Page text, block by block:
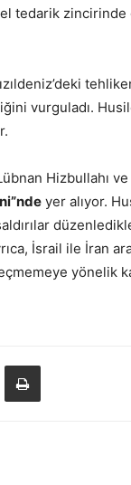
tedarik
vurguladı.
Hizbullahı
yer alıyor.
İsrail ile İran
yönelik